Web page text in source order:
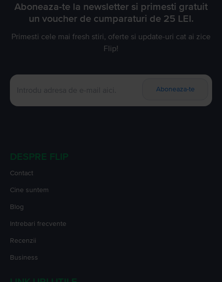
Aboneaza-te la newsletter si primesti gratuit
un voucher de cumparaturi de 25 LEI.
Primesti cele mai fresh stiri, oferte si update-uri cat ai zice
Flip!
Aboneaza-te
DESPRE FLIP
Contact
Cine suntem
Blog
Intrebari frecvente
Recenzii
Business